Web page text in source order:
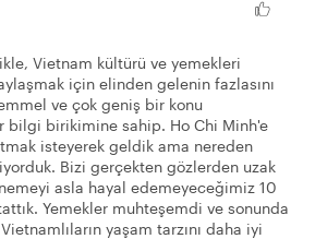
Vietnam kültürü ve yemekleri
için elinden gelenin fazlasını
ve çok geniş bir konu
bilgi birikimine sahip. Ho Chi Minh'e
isteyerek geldik ama nereden
Bizi gerçekten gözlerden uzak
asla hayal edemeyeceğimiz 10
Yemekler muhteşemdi ve sonunda
yaşam tarzını daha iyi